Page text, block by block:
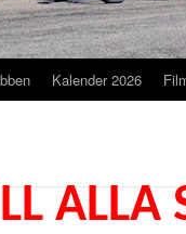
Kalender 2026
ALLA